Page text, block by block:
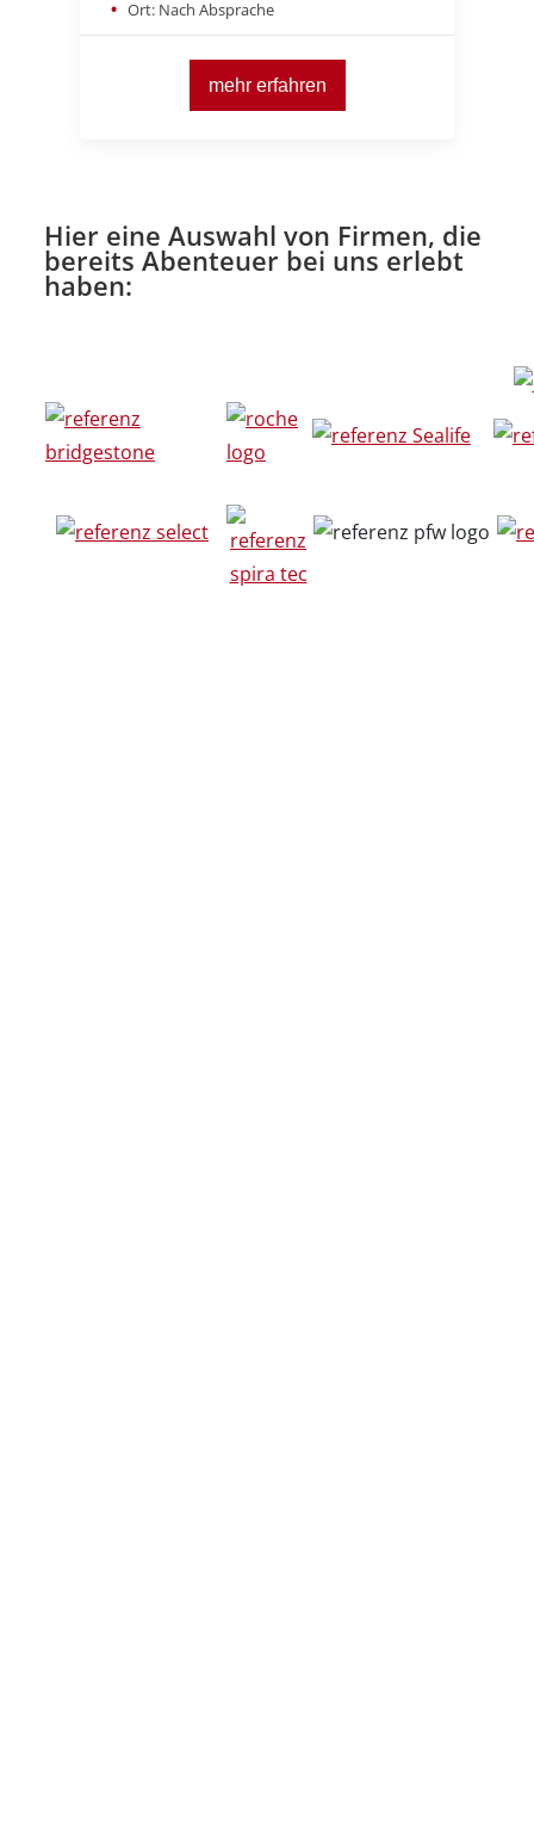
Ort: Nach Absprache
mehr erfahren
Hier eine Auswahl von Firmen, die
bereits Abenteuer bei uns erlebt
haben: